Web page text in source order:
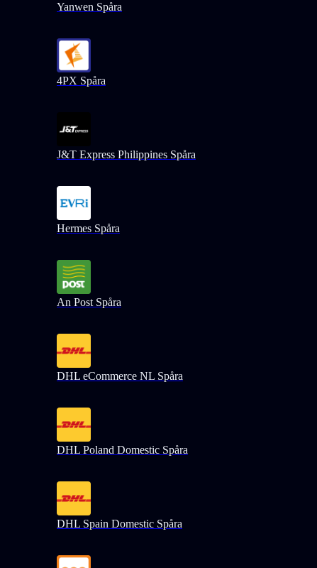
Yanwen Spåra
4PX Spåra
J&T Express Philippines Spåra
Hermes Spåra
An Post Spåra
DHL eCommerce NL Spåra
DHL Poland Domestic Spåra
DHL Spain Domestic Spåra